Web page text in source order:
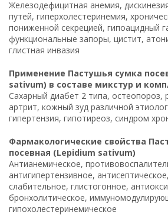
Железодефицитная анемия,
путей, гиперхолестеринемия,
пониженной секрецией, гипоацидный
функциональные запоры, цистит,
глистная инвазия
Применение Пастушья сумка
sativum) в составе микстур и
Сахарный диабет 2 типа, остеопороз,
артрит, кожный зуд различной
гипертензия, гипотиреоз, синдром
Фармакологические свойства
посевная (Lepidium sativum)
Антианемическое,
антигипертензивное,
слабительное, глистогонное,
бронхолитическое,
гипохолестеринемическое